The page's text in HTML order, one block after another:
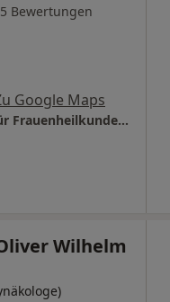
Bewertungen
Google Maps
Praxis Axel Bansbach Facharzt für Frauenheilkunde und Geburtshilfe
Wilhelm